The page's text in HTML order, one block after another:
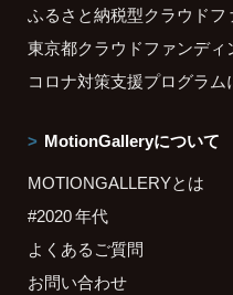
ふるさと納税型クラウド
東京都クラウドファンデ
コロナ対策支援プログラム
MotionGalleryについて
MOTIONGALLERYとは
#2020 年代
よくあるご質問
お問い合わせ